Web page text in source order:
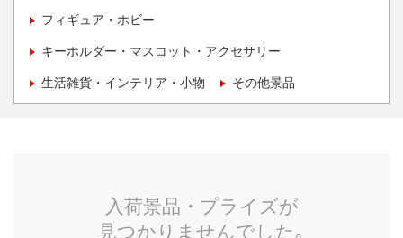
フィギュア・ホビー
キーホルダー・マスコット・アクセサリー
生活雑貨・インテリア・小物 その他景品